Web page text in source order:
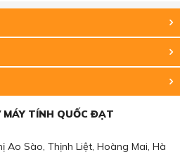
TÍNH QUỐC ĐẠT
Ao Sào, Thịnh Liệt, Hoàng Mai, Hà